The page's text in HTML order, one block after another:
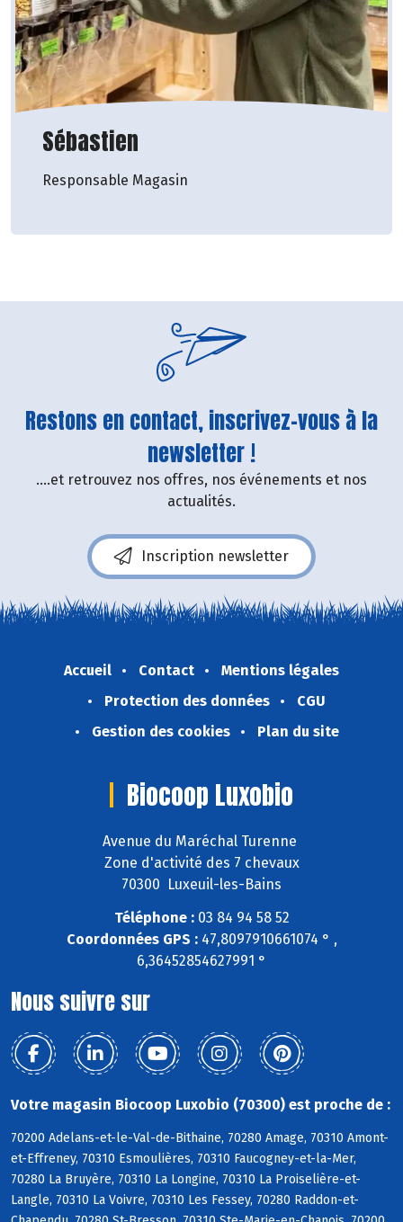
Sébastien
Responsable Magasin
Restons en contact, inscrivez-vous à la
newsletter !
....et retrouvez nos offres, nos événements et nos
actualités.
Inscription newsletter
Accueil Contact
Mentions légales
Protection des données
CGU
Gestion des cookies
Plan du site
Biocoop Luxobio
Avenue du Maréchal Turenne
Zone d'activité des 7 chevaux
70300 Luxeuil-les-Bains
Téléphone :03 84 94 58 52
Coordonnées GPS :47,8097910661074 ° ,
6,36452854627991 °
Nous suivre sur
Votre magasin Biocoop Luxobio (70300) est proche de :
70200 Adelans-et-le-Val-de-Bithaine, 70280 Amage, 70310 Amont-
et-Effreney, 70310 Esmoulières, 70310 Faucogney-et-la-Mer,
70280 La Bruyère, 70310 La Longine, 70310 La Proiselière-et-
Langle, 70310 La Voivre, 70310 Les Fessey, 70280 Raddon-et-